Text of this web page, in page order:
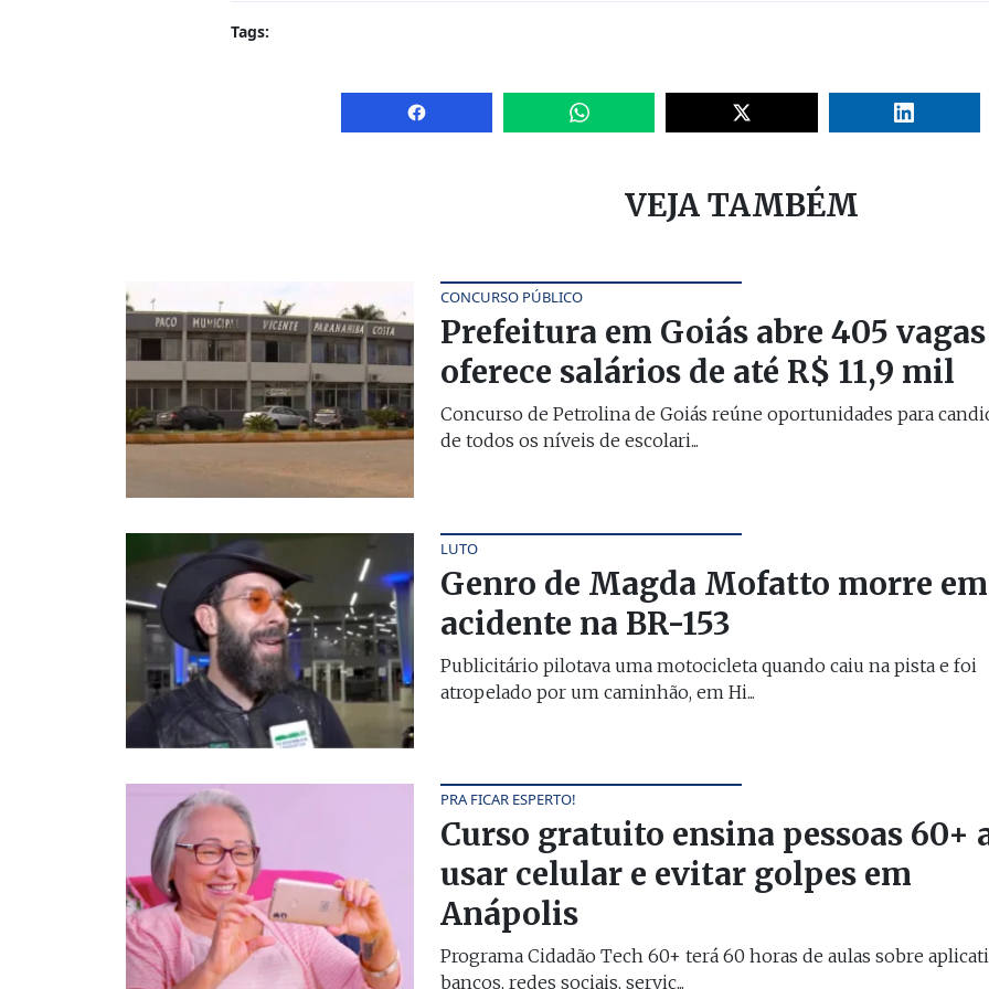
Tags:
VEJA TAMBÉM
CONCURSO PÚBLICO
Prefeitura em Goiás abre 405 vagas
oferece salários de até R$ 11,9 mil
Concurso de Petrolina de Goiás reúne oportunidades para
de todos os níveis de escolari...
LUTO
Genro de Magda Mofatto morre em
acidente na BR-153
Publicitário pilotava uma motocicleta quando caiu na pista e foi
atropelado por um caminhão, em Hi...
PRA FICAR ESPERTO!
Curso gratuito ensina pessoas 60+
usar celular e evitar golpes em
Anápolis
Programa Cidadão Tech 60+ terá 60 horas de aulas sobre
bancos, redes sociais, serviç...